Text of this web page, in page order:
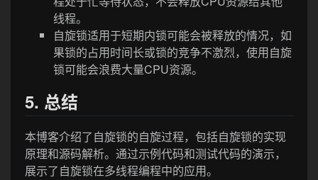
线程。
自旋锁适用于短期内锁可能会被释放的情况，如
果锁的占用时间长或锁的竞争不激烈，使用自旋
锁可能会浪费大量CPU资源。
5. 总结
本博客介绍了自旋锁的自旋过程，包括自旋锁的实现
原理和源码解析。通过示例代码和测试代码的演示，
展示了自旋锁在多线程编程中的应用。